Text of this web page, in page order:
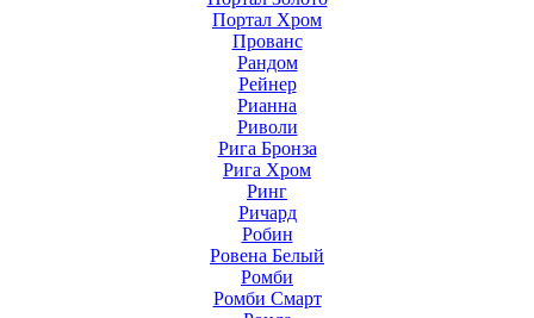
Портал Хром
Прованс
Рандом
Рейнер
Рианна
Риволи
Рига Бронза
Рига Хром
Ринг
Ричард
Робин
Ровена Белый
Ромби
Ромби Смарт